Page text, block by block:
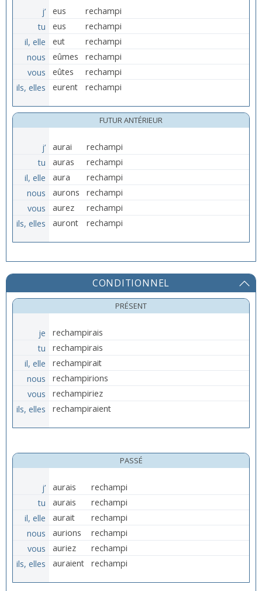
j’ eus
rechampi
tu
eus
rechampi
il, elle
eut
rechampi
nous
eûmes
rechampi
vous
eûtes
rechampi
ils, elles
eurent rechampi
FUTUR ANTÉRIEUR
j’ aurai
rechampi
tu
auras
rechampi
il, elle
aura
rechampi
nous
aurons
rechampi
vous
aurez
rechampi
ils, elles
auront rechampi
CONDITIONNEL
PRÉSENT
je
rechampirais
tu
rechampirais
il, elle
rechampirait
nous
rechampirions
vous
rechampiriez
ils, elles
rechampiraient
PASSÉ
j’ aurais
rechampi
tu
aurais
rechampi
il, elle
aurait
rechampi
nous
aurions
rechampi
vous
auriez
rechampi
ils, elles
auraient rechampi